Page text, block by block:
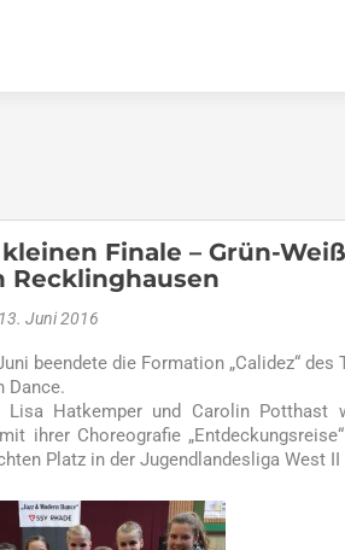
Finale – Grün-
Recklinghausen
13. Juni 2016
beendete die Formation „Calidez“
Dance.
Lisa Hatkemper und Carolin
mit ihrer Choreografie
Platz in der Jugendlandesliga West II